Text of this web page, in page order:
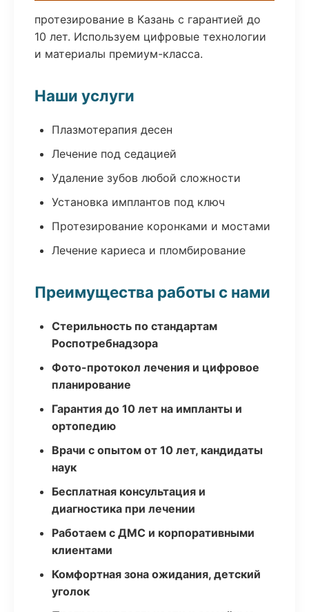
протезирование в Казань с гарантией до
10 лет. Используем цифровые технологии
и материалы премиум-класса.
Наши услуги
Плазмотерапия десен
Лечение под седацией
Удаление зубов любой сложности
Установка имплантов под ключ
Протезирование коронками и мостами
Лечение кариеса и пломбирование
Преимущества работы с нами
Стерильность по стандартам
Роспотребнадзора
Фото-протокол лечения и цифровое
планирование
Гарантия до 10 лет на импланты и
ортопедию
Врачи с опытом от 10 лет, кандидаты
наук
Бесплатная консультация и
диагностика при лечении
Работаем с ДМС и корпоративными
клиентами
Комфортная зона ожидания, детский
уголок